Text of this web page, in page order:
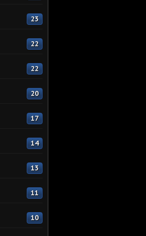
23
22
22
20
17
14
13
11
10